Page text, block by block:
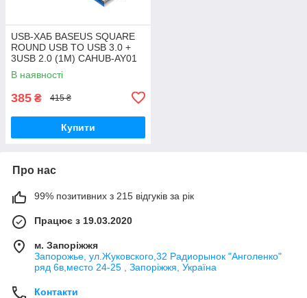
USB-ХАБ BASEUS SQUARE
ROUND USB TO USB 3.0 +
3USB 2.0 (1M) CAHUB-AY01
В наявності
385 ₴ 415 ₴
Купити
Про нас
99% позитивних з 215 відгуків за рік
Працює з 19.03.2020
м. Запоріжжя
Запорожье, ул.Жуковского,32 Радиорынок "Анголенко"
ряд 6в,место 24-25 , Запоріжжя, Україна
Контакти